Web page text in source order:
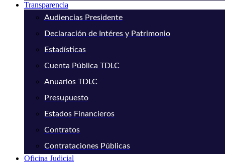
Transparencia
Audiencias Presidente
Declaración de Intéres y Patrimonio
Estadísticas
Cuenta Pública TDLC
Anuarios TDLC
Presupuesto
Estados Financieros
Contratos
Contrataciones Públicas
Oficina Judicial